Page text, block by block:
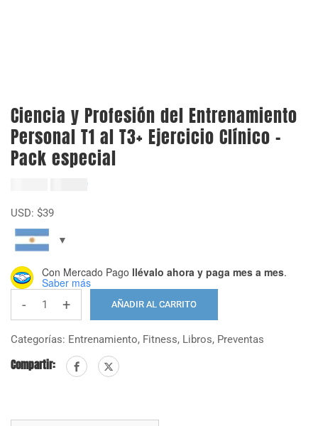
Ciencia y Profesión del Entrenamiento
Personal T1 al T3+ Ejercicio Clínico –
Pack especial
original
era:
El
USD: $39
Con Mercado Pago llévalo ahora y paga mes a mes.
Saber más
-
Ciencia
del
T1
+ AÑADIR AL CARRITO
Categorías: Entrenamiento, Fitness, Libros, Preventas
Compartir: